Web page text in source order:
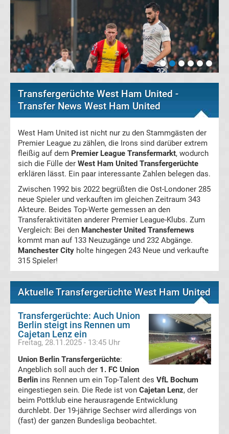
Bundesliga
Ergebnisse
2.
Ergebnisse
3.
Liga
Ergebnisse
3.
DFB-
Ergebnisse
Champions
Transfergerüchte West Ham United -
Transfer News West Ham United
West Ham United ist nicht nur zu den Stammgästen der
Premier League zu zählen, die Irons sind darüber extrem
fleißig auf dem Premier League Transfermarkt, wodurch
sich die Fülle der West Ham United Transfergerüchte
erklären lässt. Ein paar interessante Zahlen belegen das.
Zwischen 1992 bis 2022 begrüßten die Ost-Londoner 285
neue Spieler und verkauften im gleichen Zeitraum 343
Akteure. Beides Top-Werte gemessen an den
Transferaktivitäten anderer Premier League-Klubs. Zum
Vergleich: Bei den Manchester United Transfernews
kommt man auf 133 Neuzugänge und 232 Abgänge.
Manchester City holte hingegen 243 Neue und verkaufte
315 Spieler!
Aktuelle Transfergerüchte West Ham United
Transfergerüchte: Auch Union
Berlin steigt ins Rennen um
Cajetan Lenz ein
Freitag, 28.11.2025 - 13:45 Uhr
Union Berlin Transfergerüchte:
Angeblich soll auch der 1. FC Union
Berlin ins Rennen um ein Top-Talent des VfL Bochum
eingestiegen sein. Die Rede ist von Cajetan Lenz, der
beim Pottklub eine herausragende Entwicklung
durchlebt. Der 19-jährige Sechser wird allerdings von
(fast) der ganzen Bundesliga beobachtet.